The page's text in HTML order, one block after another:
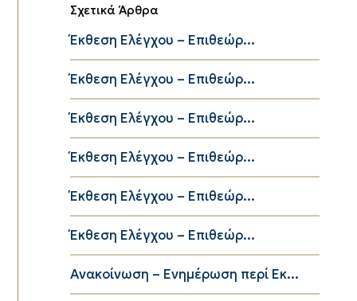
Σχετικά Άρθρα
Έκθεση Ελέγχου – Επιθεώρ...
Έκθεση Ελέγχου – Επιθεώρ...
Έκθεση Ελέγχου – Επιθεώρ...
Έκθεση Ελέγχου – Επιθεώρ...
Έκθεση Ελέγχου – Επιθεώρ...
Έκθεση Ελέγχου – Επιθεώρ...
Ανακοίνωση – Ενημέρωση περί Εκ...